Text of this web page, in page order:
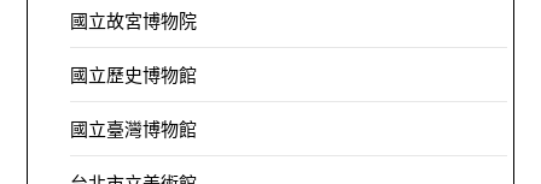
國立故宮博物院
國立歷史博物館
國立臺灣博物館